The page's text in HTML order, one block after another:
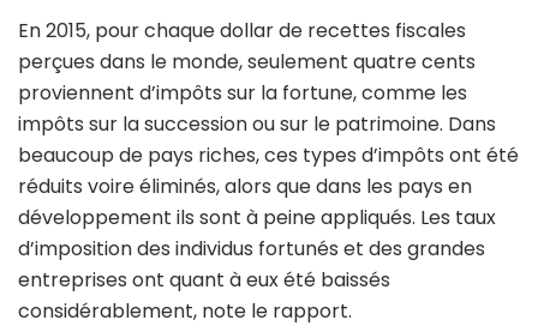
En 2015, pour chaque dollar de recettes fiscales
perçues dans le monde, seulement quatre cents
proviennent d’impôts sur la fortune, comme les
impôts sur la succession ou sur le patrimoine. Dans
beaucoup de pays riches, ces types d’impôts ont été
réduits voire éliminés, alors que dans les pays en
développement ils sont à peine appliqués. Les taux
d’imposition des individus fortunés et des grandes
entreprises ont quant à eux été baissés
considérablement, note le rapport.